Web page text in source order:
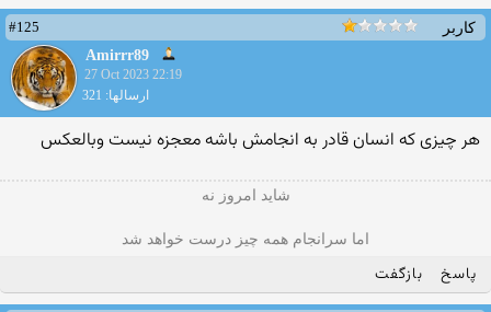
کاربر
#125
Amirrr89
27 Oct 2023 22:19
ارسالها: 321
هر چیزی که انسان قادر به انجامش باشه معجزه نیست وبالعکس
شاید امروز نه
اما سرانجام همه چیز درست خواهد شد
پاسخ بازگفت